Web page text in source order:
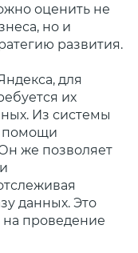
оценить не
но и
развития.
для
их
Из системы
помощи
же позволяет
данных. Это
проведение